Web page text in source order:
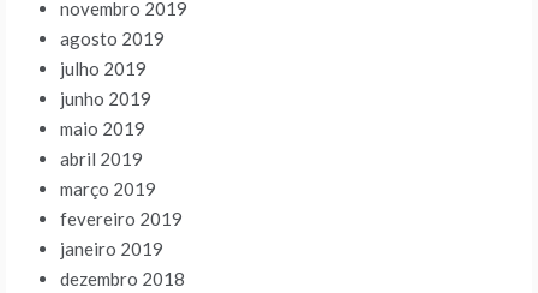
novembro 2019
agosto 2019
julho 2019
junho 2019
maio 2019
abril 2019
março 2019
fevereiro 2019
janeiro 2019
dezembro 2018